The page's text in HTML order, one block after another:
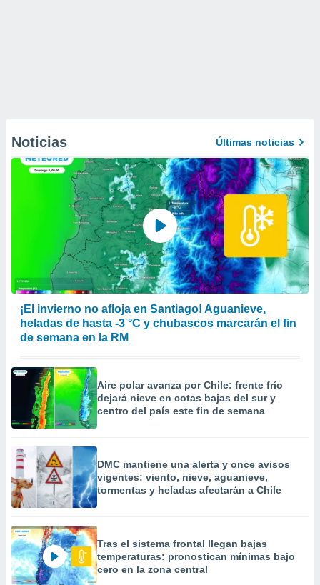
Noticias Últimas noticias
¡El invierno no afloja en Santiago! Aguanieve,
heladas de hasta -3 °C y chubascos marcarán el fin
de semana en la RM
Aire polar avanza por Chile: frente frío
dejará nieve en cotas bajas del sur y
centro del país este fin de semana
DMC mantiene una alerta y once avisos
vigentes: viento, nieve, aguanieve,
tormentas y heladas afectarán a Chile
Tras el sistema frontal llegan bajas
temperaturas: pronostican mínimas bajo
cero en la zona central